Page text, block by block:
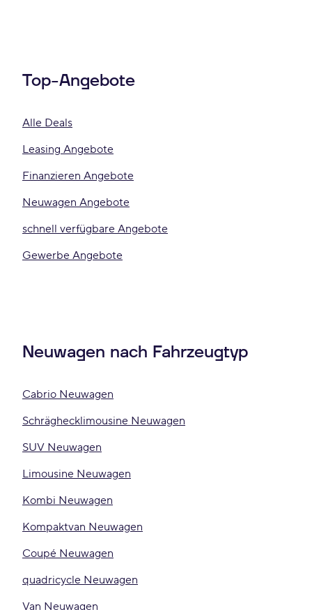
Top-Angebote
Alle Deals
Leasing Angebote
Finanzieren Angebote
Neuwagen Angebote
schnell verfügbare Angebote
Gewerbe Angebote
Neuwagen nach Fahrzeugtyp
Cabrio Neuwagen
Schräghecklimousine Neuwagen
SUV Neuwagen
Limousine Neuwagen
Kombi Neuwagen
Kompaktvan Neuwagen
Coupé Neuwagen
quadricycle Neuwagen
Van Neuwagen